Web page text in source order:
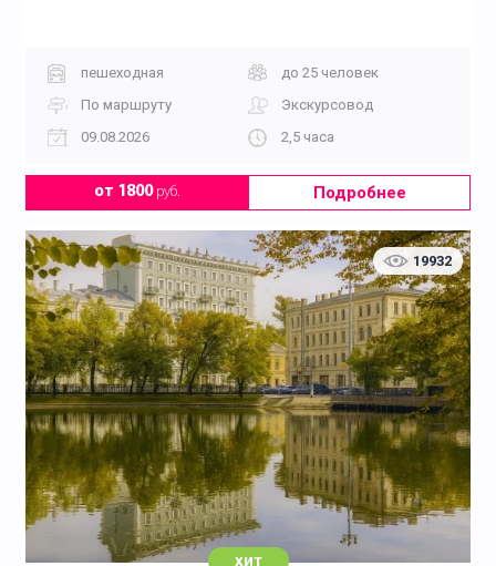
пешеходная
до 25 человек
По маршруту
Экскурсовод
09.08.2026
2,5 часа
от 1800руб. Подробнее
19932
хит